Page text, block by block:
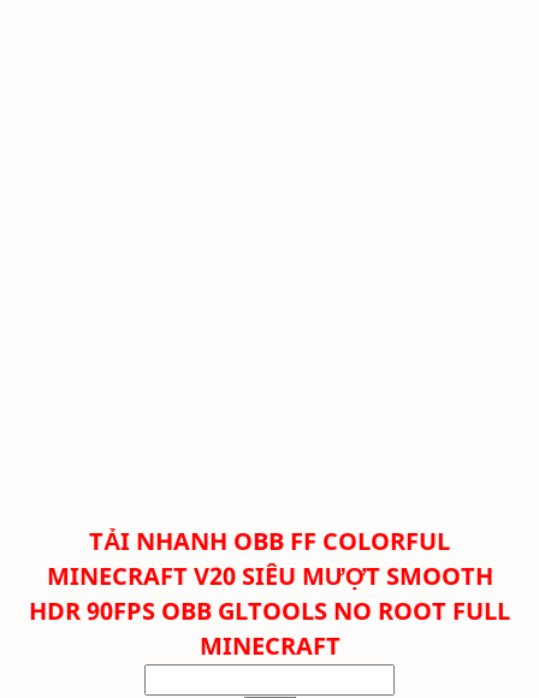
TẢI NHANH OBB FF COLORFUL
MINECRAFT V20 SIÊU MƯỢT SMOOTH
HDR 90FPS OBB GLTOOLS NO ROOT FULL
MINECRAFT